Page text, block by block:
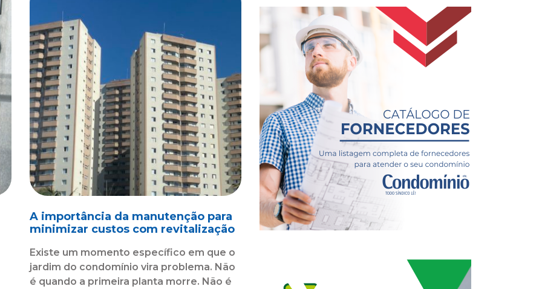
A importância da manutenção para
minimizar custos com revitalização
Existe um momento específico em que o
jardim do condomínio vira problema. Não
é quando a primeira planta morre. Não é